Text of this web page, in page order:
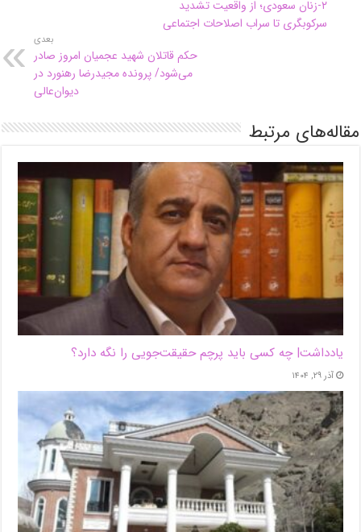
۲-زنان سعودی؛ از واقعیت تشدید
سرکوبگری تا سراب اصلاحات اجتماعی
بعدی
حکم قاتلان شهید عجمیان امروز صادر
می‌شود/‌ پرونده مجیدرضا رهنورد در
‌دیوان‌عالی‌
مقاله‌های مرتبط
یادداشت| ‌چه کسی باید پرچم حقیقت‌جویی را نگه دارد؟
آذر ۲۹, ۱۴۰۴